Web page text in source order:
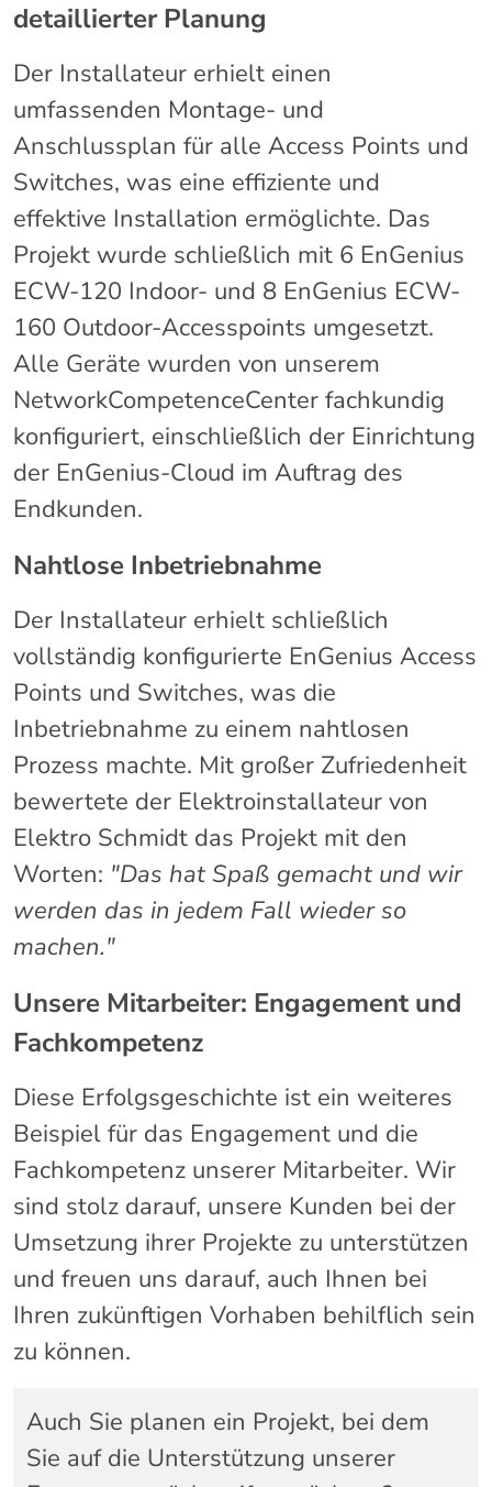
detaillierter Planung
Der Installateur erhielt einen
umfassenden Montage- und
Anschlussplan für alle Access Points und
Switches, was eine effiziente und
effektive Installation ermöglichte. Das
Projekt wurde schließlich mit 6 EnGenius
ECW-120 Indoor- und 8 EnGenius ECW-
160 Outdoor-Accesspoints umgesetzt.
Alle Geräte wurden von unserem
NetworkCompetenceCenter fachkundig
konfiguriert, einschließlich der Einrichtung
der EnGenius-Cloud im Auftrag des
Endkunden.
Nahtlose Inbetriebnahme
Der Installateur erhielt schließlich
vollständig konfigurierte EnGenius Access
Points und Switches, was die
Inbetriebnahme zu einem nahtlosen
Prozess machte. Mit großer Zufriedenheit
bewertete der Elektroinstallateur von
Elektro Schmidt das Projekt mit den
Worten: "Das hat Spaß gemacht und wir
werden das in jedem Fall wieder so
machen."
Unsere Mitarbeiter: Engagement und
Fachkompetenz
Diese Erfolgsgeschichte ist ein weiteres
Beispiel für das Engagement und die
Fachkompetenz unserer Mitarbeiter. Wir
sind stolz darauf, unsere Kunden bei der
Umsetzung ihrer Projekte zu unterstützen
und freuen uns darauf, auch Ihnen bei
Ihren zukünftigen Vorhaben behilflich sein
zu können.
Auch Sie planen ein Projekt, bei dem
Sie auf die Unterstützung unserer